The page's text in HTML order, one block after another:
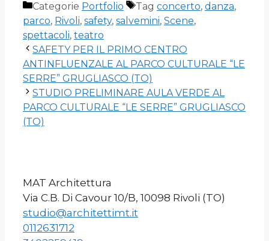
Categorie Portfolio Tag concerto, danza,
parco, Rivoli, safety, salvemini, Scene,
spettacoli, teatro
SAFETY PER IL PRIMO CENTRO
ANTINFLUENZALE AL PARCO CULTURALE “LE
SERRE” GRUGLIASCO (TO)
STUDIO PRELIMINARE AULA VERDE AL
PARCO CULTURALE “LE SERRE” GRUGLIASCO
(TO)
MAT Architettura
Via C.B. Di Cavour 10/B, 10098 Rivoli (TO)
studio@architettimt.it
0112631712